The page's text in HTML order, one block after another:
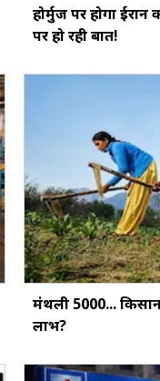
होर्मुज पर होगा
पर हो रही बात!
मंथली ₹5000...
लाभ?